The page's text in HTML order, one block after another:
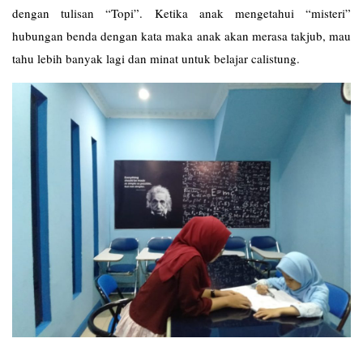
dengan tulisan “Topi”. Ketika anak mengetahui “misteri”
hubungan benda dengan kata maka anak akan merasa takjub, mau
tahu lebih banyak lagi dan minat untuk belajar calistung.